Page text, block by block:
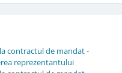
contractul de mandat -
reprezentantului